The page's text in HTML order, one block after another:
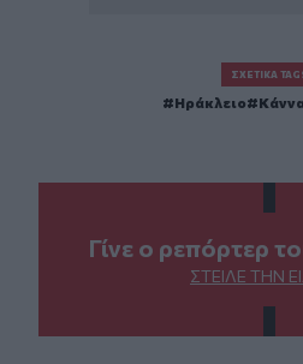
ΣΧΕΤΙΚΆ
Ηράκλειο
Γίνε ο ρεπόρτερ
ΣΤΕΊΛΕ ΤΗΝ